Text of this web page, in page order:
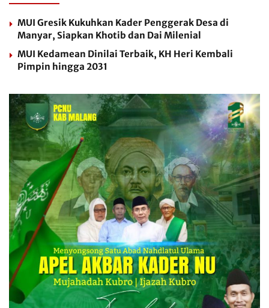
MUI Gresik Kukuhkan Kader Penggerak Desa di
Manyar, Siapkan Khotib dan Dai Milenial
MUI Kedamean Dinilai Terbaik, KH Heri Kembali
Pimpin hingga 2031